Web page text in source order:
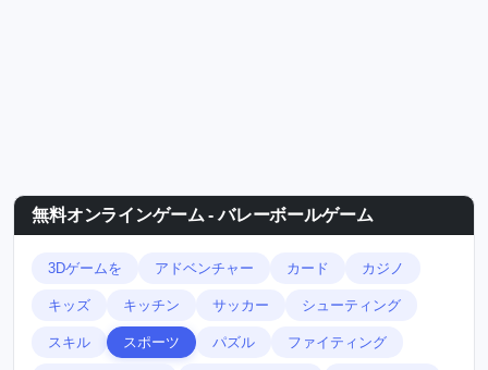
無料オンラインゲーム - バレーボールゲーム
3Dゲームを アドベンチャー カード カジノ
キッズ キッチン サッカー シューティング
スキル スポーツ パズル ファイティング